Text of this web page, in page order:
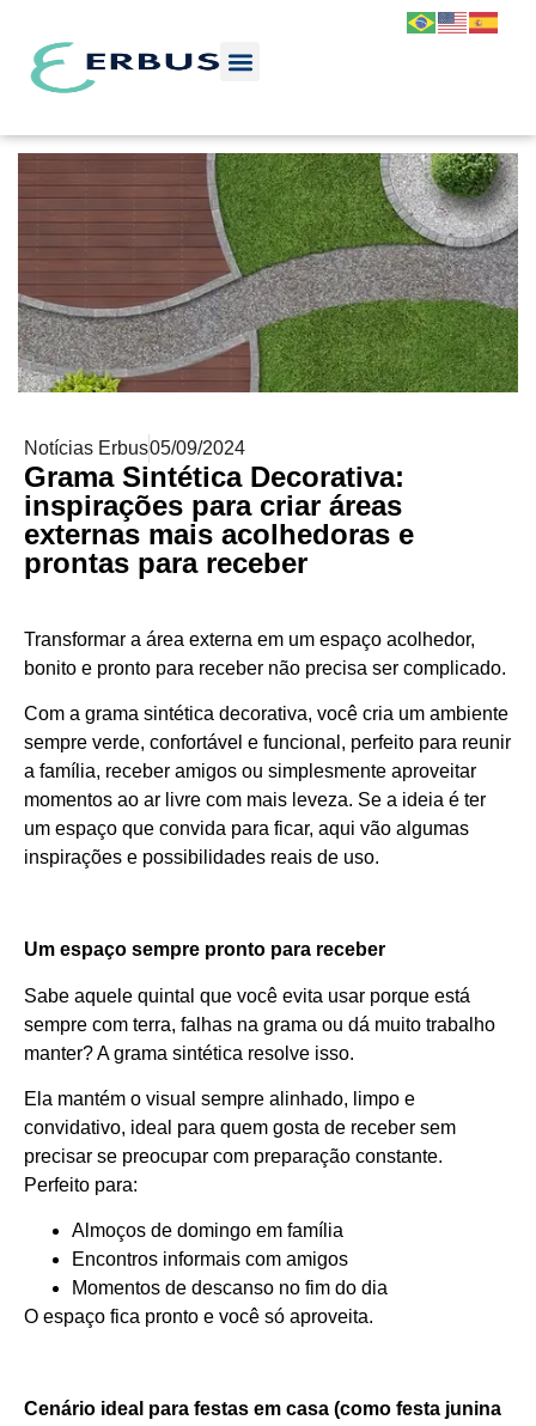
Notícias Erbus05/09/2024
Grama Sintética Decorativa:
inspirações para criar áreas
externas mais acolhedoras e
prontas para receber
Transformar a área externa em um espaço acolhedor,
bonito e pronto para receber não precisa ser complicado.
Com a grama sintética decorativa, você cria um ambiente
sempre verde, confortável e funcional, perfeito para reunir
a família, receber amigos ou simplesmente aproveitar
momentos ao ar livre com mais leveza. Se a ideia é ter
um espaço que convida para ficar, aqui vão algumas
inspirações e possibilidades reais de uso.
Um espaço sempre pronto para receber
Sabe aquele quintal que você evita usar porque está
sempre com terra, falhas na grama ou dá muito trabalho
manter? A grama sintética resolve isso.
Ela mantém o visual sempre alinhado, limpo e
convidativo, ideal para quem gosta de receber sem
precisar se preocupar com preparação constante.
Perfeito para:
Almoços de domingo em família
Encontros informais com amigos
Momentos de descanso no fim do dia
O espaço fica pronto e você só aproveita.
Cenário ideal para festas em casa (como festa junina